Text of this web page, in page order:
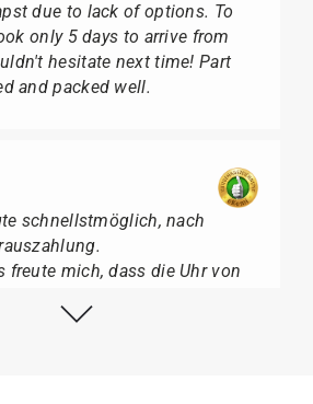
due to lack of options. To
only 5 days to arrive from
hesitate next time! Part
and packed well.
schnellstmöglich, nach
freute mich, dass die Uhr von
sondern mit der gelben